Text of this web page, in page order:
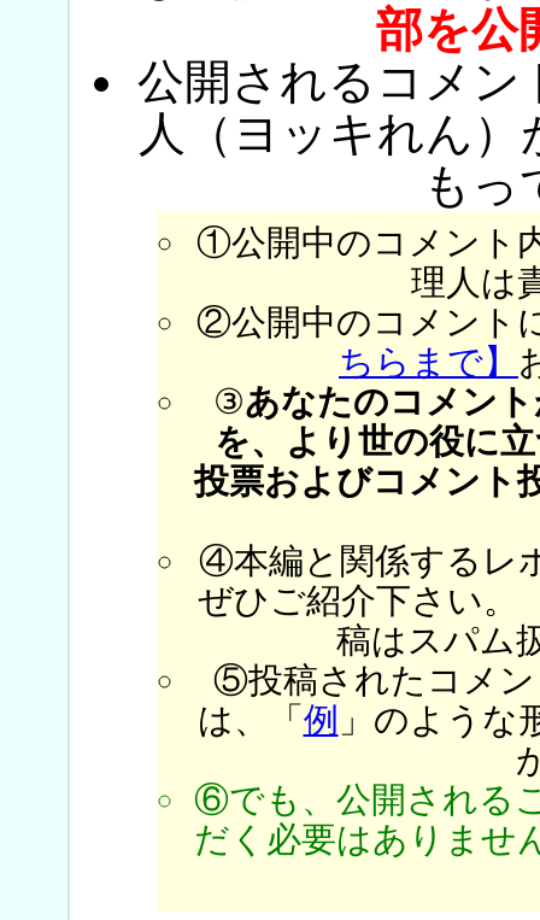
部を公
公開されるコメン
人（ヨッキれん
もっ
①公開中のコメント
理人は
②公開中のコメント
ちらまで】
③あなたのコメン
を、より世の役に
投票およびコメント
④本編と関係するレ
ぜひご紹介下さい。
稿はスパム
⑤投稿されたコメン
は、「 例 」のような
⑥でも、公開される
だく必要はありませ